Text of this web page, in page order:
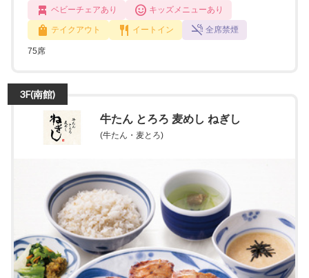
ベビーチェアあり キッズメニューあり
テイクアウト イートイン 全席禁煙
75席
3F(南館)
牛たん とろろ 麦めし ねぎし
(牛たん・麦とろ)